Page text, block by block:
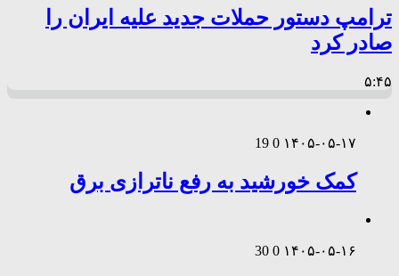
ترامپ دستور حملات جدید علیه ایران را
صادر کرد
۵:۴۵
۱۴۰۵-۰۵-۱۷ 0
19
کمک خورشید به رفع ناترازی برق
۱۴۰۵-۰۵-۱۶ 0
30